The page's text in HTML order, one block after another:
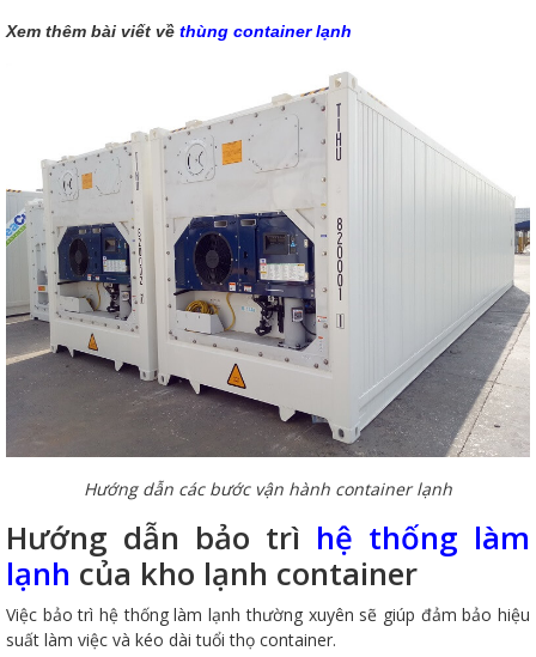
Xem thêm bài viết về thùng container lạnh
Hướng dẫn các bước vận hành container lạnh
Hướng dẫn bảo trì hệ thống làm
lạnh của kho lạnh container
Việc bảo trì hệ thống làm lạnh thường xuyên sẽ giúp đảm bảo hiệu
suất làm việc và kéo dài tuổi thọ container.